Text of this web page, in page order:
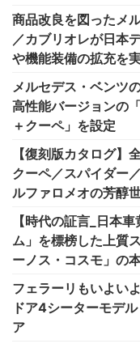
商品改良を図ったメ
／カブリオレが日本
や機能装備の拡充を
メルセデス・ベンツ
高性能バージョンの
＋クーペ」を設定
【復刻版カタログ】
クーペ／スパイダー
ルファロメオの芳醇
【時代の証言_日本
ム」を標榜した上質
ーノス・コスモ」の
フェラーリもいよい
ドア4シーターモデ
ア